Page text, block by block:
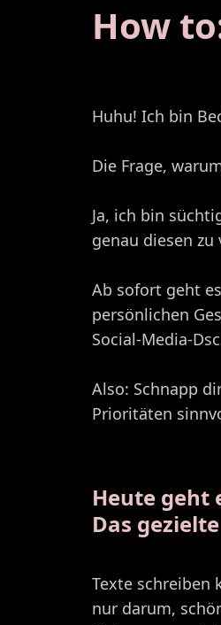
How
Huhu! Ich bin
Die Frage,
Ja, ich bin
genau diesen zu
Ab sofort geht
persönlichen
Social-Media-
Also: Schnapp
Prioritäten
Heute geht
Das
Texte schreiben
nur darum,